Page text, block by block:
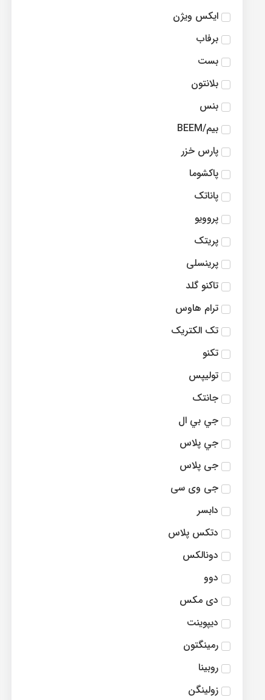
ایکس ویژن
برفاب
بست
بلانتون
بنس
بیم/BEEM
پارس خزر
پاکشوما
پاناتک
پروویو
پریتک
پرینسلی
تاکنو گلد
ترام هاوس
تک الکتریک
تکنو
تولیپس
جانتک
جي بي ال
جي پلاس
جی پلاس
جی وی سی
دابسر
دتکس پلاس
دونالکس
دوو
دی مکس
دیپوینت
رمینگتون
روبینا
زولینگن